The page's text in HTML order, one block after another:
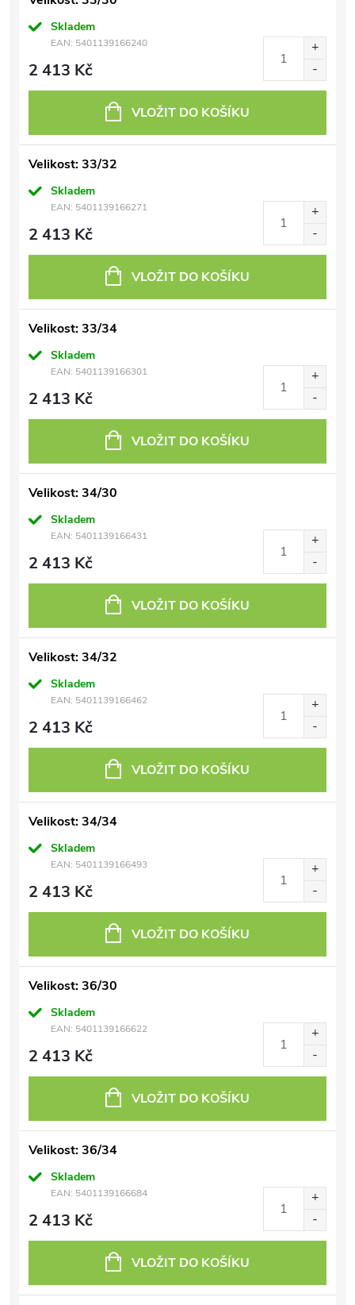
Skladem
EAN: 5401139166240
2 413 Kč
VLOŽIT DO KOŠÍKU
Velikost: 33/32
Skladem
EAN: 5401139166271
2 413 Kč
VLOŽIT DO KOŠÍKU
Velikost: 33/34
Skladem
EAN: 5401139166301
2 413 Kč
VLOŽIT DO KOŠÍKU
Velikost: 34/30
Skladem
EAN: 5401139166431
2 413 Kč
VLOŽIT DO KOŠÍKU
Velikost: 34/32
Skladem
EAN: 5401139166462
2 413 Kč
VLOŽIT DO KOŠÍKU
Velikost: 34/34
Skladem
EAN: 5401139166493
2 413 Kč
VLOŽIT DO KOŠÍKU
Velikost: 36/30
Skladem
EAN: 5401139166622
2 413 Kč
VLOŽIT DO KOŠÍKU
Velikost: 36/34
Skladem
EAN: 5401139166684
2 413 Kč
VLOŽIT DO KOŠÍKU